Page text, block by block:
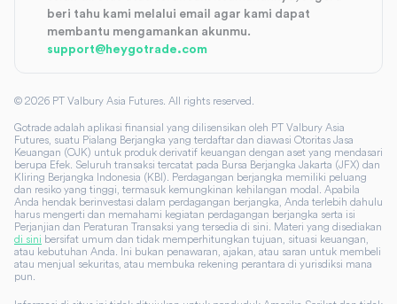
beri tahu kami melalui email agar kami dapat
membantu mengamankan akunmu.
support@heygotrade.com
© 2026 PT Valbury Asia Futures. All rights reserved.
Gotrade adalah aplikasi finansial yang dilisensikan oleh PT Valbury Asia
Futures, suatu Pialang Berjangka yang terdaftar dan diawasi Otoritas Jasa
Keuangan (OJK) untuk produk derivatif keuangan dengan aset yang mendasari
berupa Efek. Seluruh transaksi tercatat pada Bursa Berjangka Jakarta (JFX) dan
Kliring Berjangka Indonesia (KBI). Perdagangan berjangka memiliki peluang
dan resiko yang tinggi, termasuk kemungkinan kehilangan modal. Apabila
Anda hendak berinvestasi dalam perdagangan berjangka, Anda terlebih dahulu
harus mengerti dan memahami kegiatan perdagangan berjangka serta isi
Perjanjian dan Peraturan Transaksi yang tersedia di sini. Materi yang disediakan
di sini bersifat umum dan tidak memperhitungkan tujuan, situasi keuangan,
atau kebutuhan Anda. Ini bukan penawaran, ajakan, atau saran untuk membeli
atau menjual sekuritas, atau membuka rekening perantara di yurisdiksi mana
pun.